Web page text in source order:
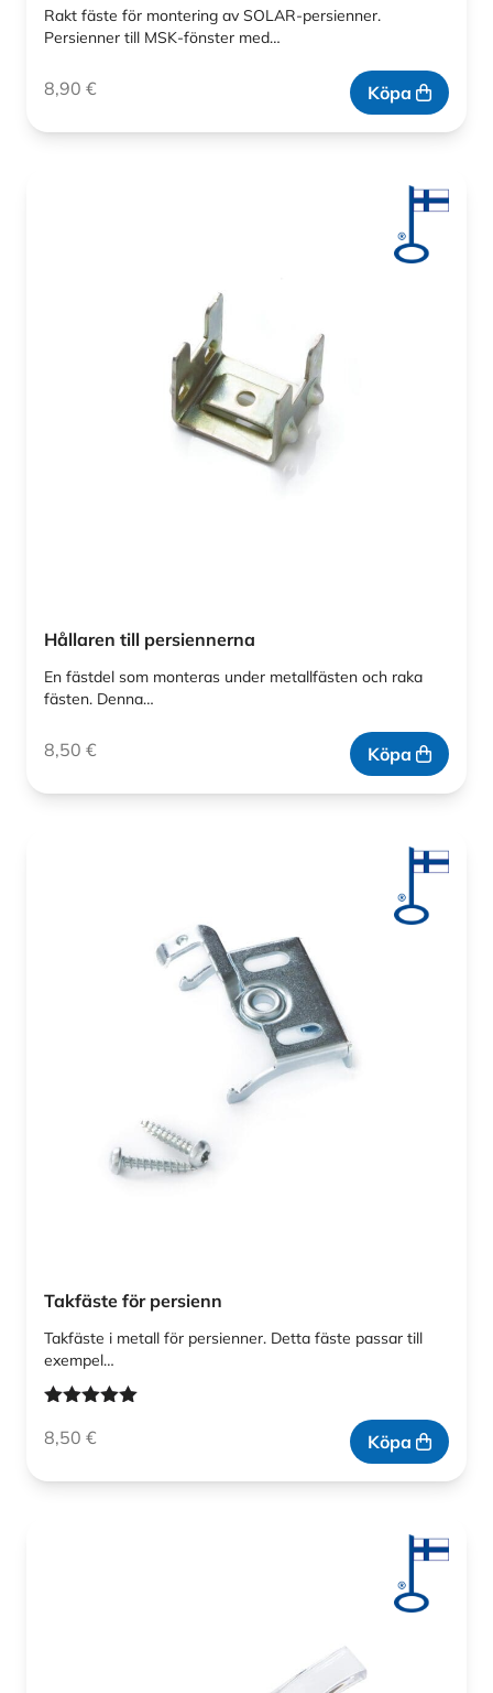
Rakt fäste för montering av SOLAR-persienner.
Persienner till MSK-fönster med…
8,90 € Köpa
Hållaren till persiennerna
En fästdel som monteras under metallfästen och raka
fästen. Denna…
8,50 € Köpa
Takfäste för persienn
Takfäste i metall för persienner. Detta fäste passar till
exempel…
5.00av 5
8,50 € Köpa